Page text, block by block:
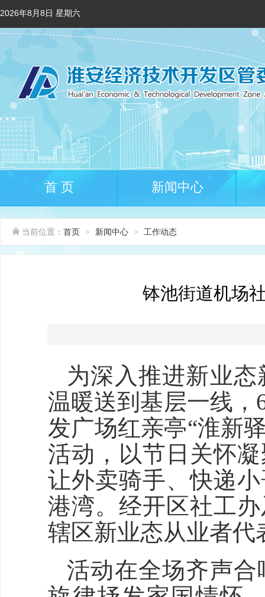
2026年8月8日 星期六
首 页 新闻中心
当前位置： 首页 > 新闻中心 > 工作动态
钵池街道机场
为深入推进新业
温暖送到基层一线，
发广场红亲亭“淮新
活动，以节日关怀
让外卖骑手、快递
港湾。经开区社工
辖区新业态从业者
活动在全场齐声